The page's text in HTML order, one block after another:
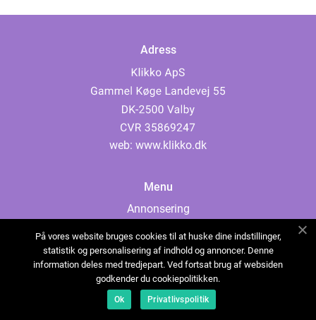
Adress
web: www.klikko.dk
Menu
Annonsering
Cookies
Kontakta oss
Sitemap
På vores website bruges cookies til at huske dine indstillinger,
statistik og personalisering af indhold og annoncer. Denne
information deles med tredjepart. Ved fortsat brug af websiden
godkender du cookiepolitikken.
Ok Privatlivspolitik